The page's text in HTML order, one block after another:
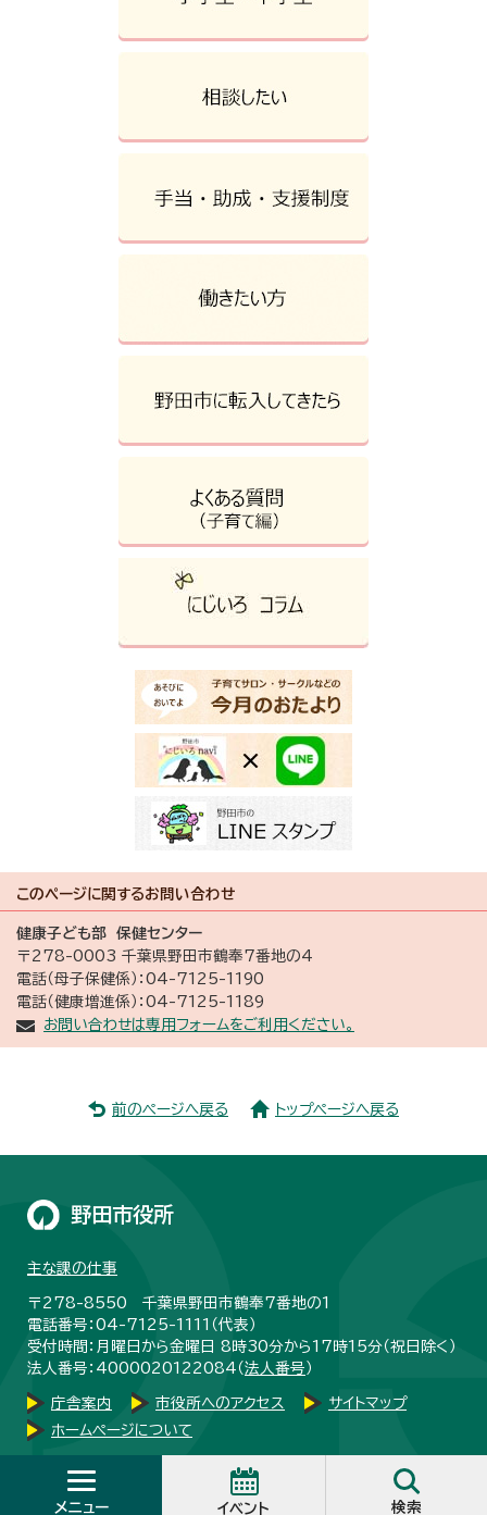
このページに関するお問い合わせ
健康子ども部 保健センター
〒278-0003 千葉県野田市鶴奉7番地の4
電話（母子保健係）：04-7125-1190
電話（健康増進係）：04-7125-1189
お問い合わせは専用フォームをご利用ください。
前のページへ戻る トップページへ戻る
メニュー イベント 検索
野田市役所
主な課の仕事
〒278-8550 千葉県野田市鶴奉7番地の1
電話番号：04-7125-1111（代表）
受付時間：月曜日から金曜日 8時30分から17時15分（祝日除く）
法人番号：4000020122084（法人番号 ）
庁舎案内 市役所へのアクセス
サイトマップ
ホームページについて
Copyright © City Noda, All Rights Reserved.